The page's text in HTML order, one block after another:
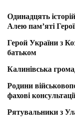
Одинадцять
Алею пам’яті
Герой України з
батьком
Калинівська
Родини
фахові
Рятувальники з